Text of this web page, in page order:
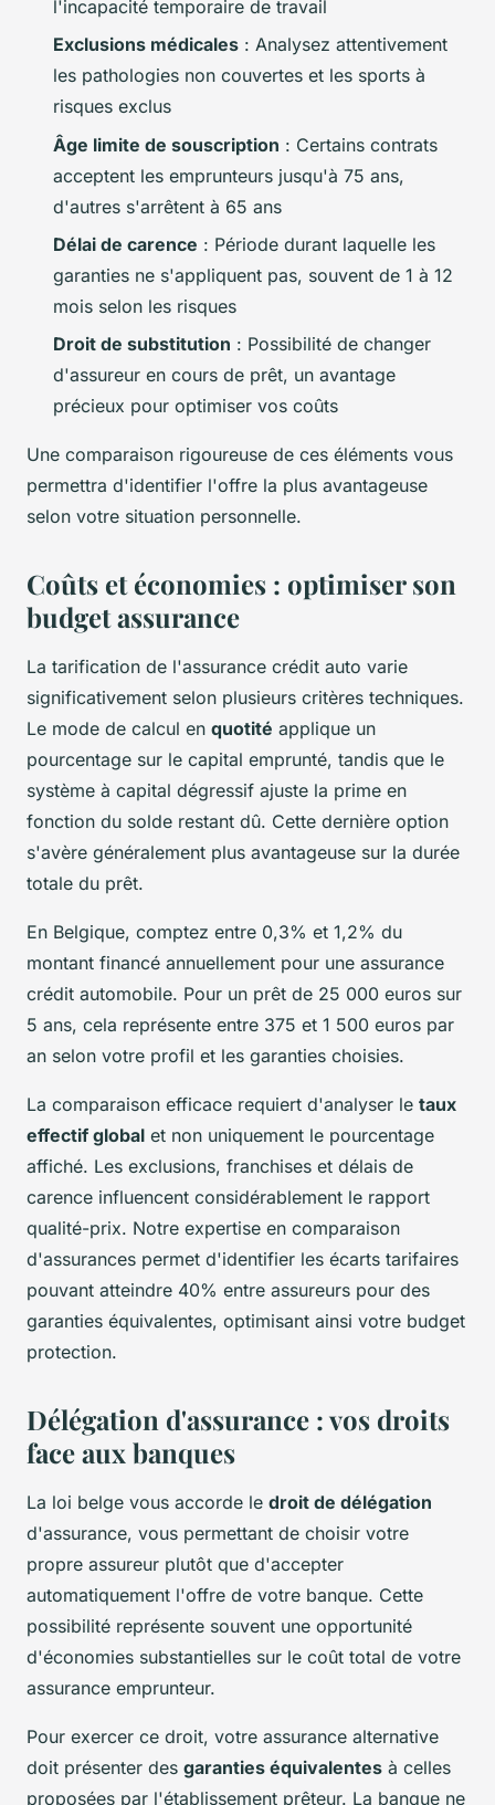
l'incapacité temporaire de travail
Exclusions médicales : Analysez attentivement
les pathologies non couvertes et les sports à
risques exclus
Âge limite de souscription : Certains contrats
acceptent les emprunteurs jusqu'à 75 ans,
d'autres s'arrêtent à 65 ans
Délai de carence : Période durant laquelle les
garanties ne s'appliquent pas, souvent de 1 à 12
mois selon les risques
Droit de substitution : Possibilité de changer
d'assureur en cours de prêt, un avantage
précieux pour optimiser vos coûts
Une comparaison rigoureuse de ces éléments vous
permettra d'identifier l'offre la plus avantageuse
selon votre situation personnelle.
Coûts et économies : optimiser son
budget assurance
La tarification de l'assurance crédit auto varie
significativement selon plusieurs critères techniques.
Le mode de calcul en quotité applique un
pourcentage sur le capital emprunté, tandis que le
système à capital dégressif ajuste la prime en
fonction du solde restant dû. Cette dernière option
s'avère généralement plus avantageuse sur la durée
totale du prêt.
En Belgique, comptez entre 0,3% et 1,2% du
montant financé annuellement pour une assurance
crédit automobile. Pour un prêt de 25 000 euros sur
5 ans, cela représente entre 375 et 1 500 euros par
an selon votre profil et les garanties choisies.
La comparaison efficace requiert d'analyser le taux
effectif global et non uniquement le pourcentage
affiché. Les exclusions, franchises et délais de
carence influencent considérablement le rapport
qualité-prix. Notre expertise en comparaison
d'assurances permet d'identifier les écarts tarifaires
pouvant atteindre 40% entre assureurs pour des
garanties équivalentes, optimisant ainsi votre budget
protection.
Délégation d'assurance : vos droits
face aux banques
La loi belge vous accorde le droit de délégation
d'assurance, vous permettant de choisir votre
propre assureur plutôt que d'accepter
automatiquement l'offre de votre banque. Cette
possibilité représente souvent une opportunité
d'économies substantielles sur le coût total de votre
assurance emprunteur.
Pour exercer ce droit, votre assurance alternative
doit présenter des garanties équivalentes à celles
proposées par l'établissement prêteur. La banque ne